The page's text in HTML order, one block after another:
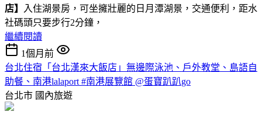
店】
入住湖景房，可坐擁壯麗的日月潭湖景，交通便利，距水
社碼頭只要步行2分鐘，
繼續閱讀
1個月前
台北住宿「台北漢來大飯店」無邊際泳池、戶外教堂、島語自
助餐、南港lalaport #南港展覽館 @蛋寶趴趴go
台北市 國內旅遊